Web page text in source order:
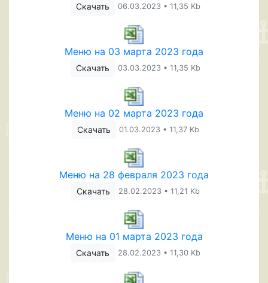
Скачать 06.03.2023 • 11,35 Kb
Меню на 03 марта 2023 года
Скачать 03.03.2023 • 11,35 Kb
Меню на 02 марта 2023 года
Скачать 01.03.2023 • 11,37 Kb
Меню на 28 февраля 2023 года
Скачать 28.02.2023 • 11,21 Kb
Меню на 01 марта 2023 года
Скачать 28.02.2023 • 11,30 Kb